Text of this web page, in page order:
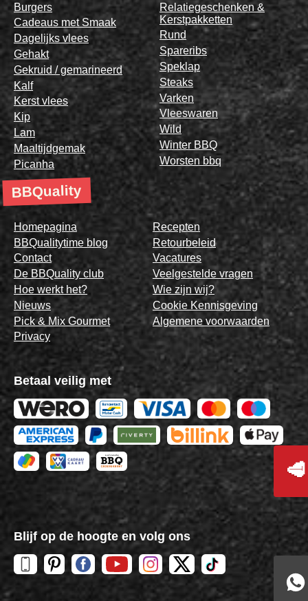
Burgers
Cadeaus met Smaak
Dagelijks vlees
Gehakt
Gekruid / gemarineerd
Kalf
Kerst vlees
Kip
Lam
Maaltijdgemak
Picanha
Relatiegeschenken &
Kerstpakketten
Rund
Spareribs
Speklap
Steaks
Varken
Vleeswaren
Wild
Winter BBQ
Worsten bbq
BBQuality
Homepagina
BBQualitytime blog
Contact
De BBQuality club
Hoe werkt het?
Nieuws
Pick & Mix Gourmet
Privacy
Recepten
Retourbeleid
Vacatures
Veelgestelde vragen
Wie zijn wij?
Cookie Kennisgeving
Algemene voorwaarden
Betaal veilig met
Blijf op de hoogte en volg ons
🥩